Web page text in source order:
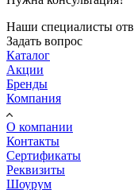
Наши специалисты
Задать вопрос
Каталог
Акции
Бренды
Компания
О компании
Контакты
Сертификаты
Реквизиты
Шоурум